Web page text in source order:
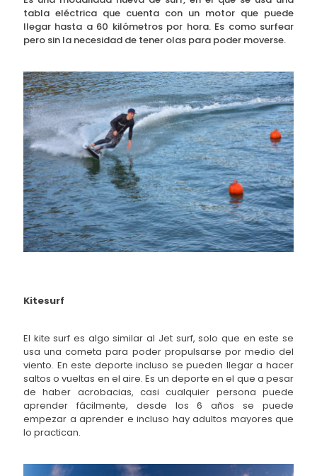
tabla eléctrica que cuenta con un motor que puede
llegar hasta a 60 kilómetros por hora. Es como surfear
pero sin la necesidad de tener olas para poder moverse.
Kitesurf
El kite surf es algo similar al Jet surf, solo que en este se
usa una cometa para poder propulsarse por medio del
viento. En este deporte incluso se pueden llegar a hacer
saltos o vueltas en el aire. Es un deporte en el que a pesar
de haber acrobacias, casi cualquier persona puede
aprender fácilmente, desde los 6 años se puede
empezar a aprender e incluso hay adultos mayores que
lo practican.